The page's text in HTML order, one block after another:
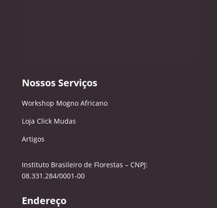
Nossos Serviços
Workshop Mogno Africano
Loja Click Mudas
Artigos
Instituto Brasileiro de Florestas – CNPJ:
08.331.284/0001-00
Endereço